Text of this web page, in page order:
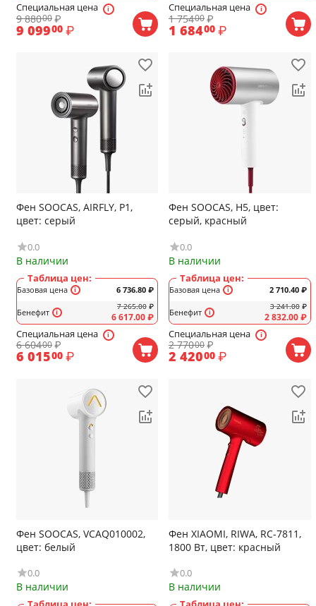
Специальная цена
9 88000 ₽
9 09900 ₽
Специальная цена
1 75400₽
1 68400 ₽
Фен SOOCAS, AIRFLY, P1,
цвет: серый
0.0
В наличии
Таблица цен:
Базовая цена
Бенефит
6 736.80 ₽
7 265.00 ₽
6 617.00₽
Специальная цена
6 60400 ₽
6 01500 ₽
Фен SOOCAS, H5, цвет:
серый, красный
0.0
В наличии
Таблица цен:
Базовая цена
Бенефит
2 710.40₽
3 241.00 ₽
2 832.00₽
Специальная цена
2 77000₽
2 42000 ₽
Фен SOOCAS, VCAQ010002,
цвет: белый
0.0
В наличии
Фен XIAOMI, RIWA, RC-7811,
1800 Вт, цвет: красный
0.0
В наличии